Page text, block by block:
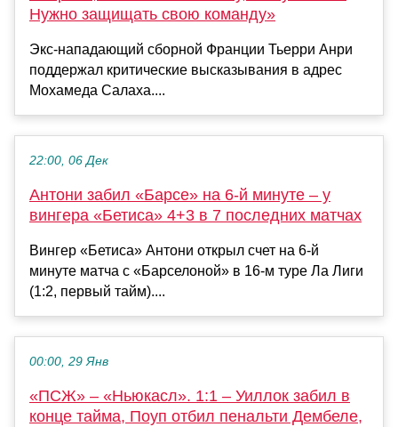
Нужно защищать свою команду»
Экс-нападающий сборной Франции Тьерри Анри
поддержал критические высказывания в адрес
Мохамеда Салаха....
22:00, 06 Дек
Антони забил «Барсе» на 6-й минуте – у
вингера «Бетиса» 4+3 в 7 последних матчах
Вингер «Бетиса» Антони открыл счет на 6-й
минуте матча с «Барселоной» в 16-м туре Ла Лиги
(1:2, первый тайм)....
00:00, 29 Янв
«ПСЖ» – «Ньюкасл». 1:1 – Уиллок забил в
конце тайма, Поуп отбил пенальти Дембеле,